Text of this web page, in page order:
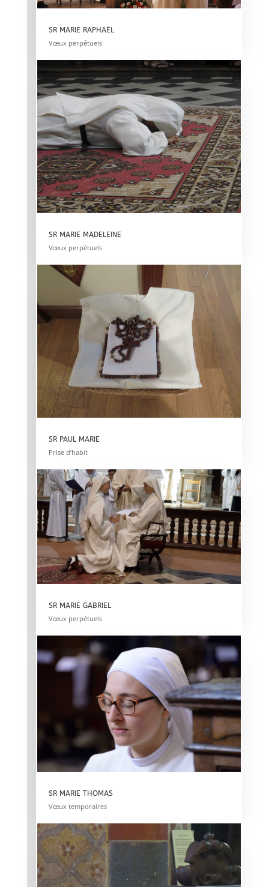
SR MARIE RAPHAËL
Vœux perpétuels
SR MARIE MADELEINE
Vœux perpétuels
SR PAUL MARIE
Prise d’habit
SR MARIE GABRIEL
Vœux perpétuels
SR MARIE THOMAS
Vœux temporaires